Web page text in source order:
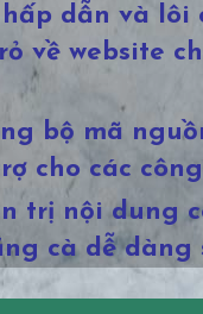
hấp dẫn và lôi
về website
bộ mã
cho các
trị nội dung
cà dễ dàng